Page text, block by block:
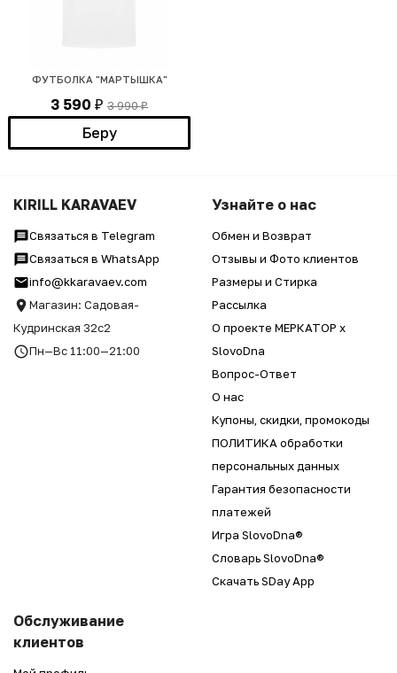
ФУТБОЛКА "МАРТЫШКА"
3 590 ₽ 3 990₽
Беру
KIRILL KARAVAEV
Связаться в Telegram
Связаться в WhatsApp
info@kkaravaev.com
Магазин: Садовая-
Кудринская 32с2
Пн—Вс 11:00—21:00
Узнайте о нас
Обмен и Возврат
Отзывы и Фото клиентов
Размеры и Стирка
Рассылка
О проекте МЕРКАТОР x
SlovoDna
Вопрос-Ответ
О нас
Купоны, скидки, промокоды
ПОЛИТИКА обработки
персональных данных
Гарантия безопасности
платежей
Игра SlovoDna®
Словарь SlovoDna®
Скачать SDay App
Обслуживание
клиентов